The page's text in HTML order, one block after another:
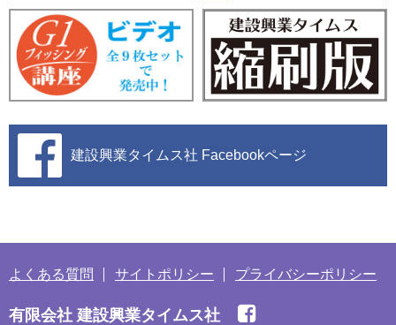
建設興業タイムス社 Facebookページ
よくある質問 サイトポリシー プライバシーポリシー
有限会社 建設興業タイムス社